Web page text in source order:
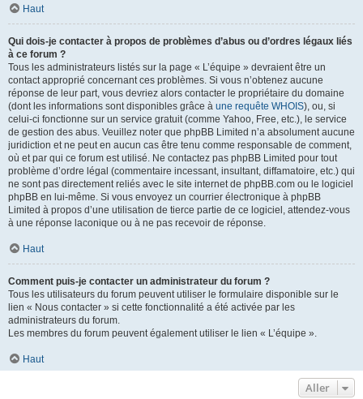
Haut
Qui dois-je contacter à propos de problèmes d’abus ou d’ordres légaux liés
à ce forum ?
Tous les administrateurs listés sur la page « L’équipe » devraient être un
contact approprié concernant ces problèmes. Si vous n’obtenez aucune
réponse de leur part, vous devriez alors contacter le propriétaire du domaine
(dont les informations sont disponibles grâce à une requête WHOIS), ou, si
celui-ci fonctionne sur un service gratuit (comme Yahoo, Free, etc.), le service
de gestion des abus. Veuillez noter que phpBB Limited n’a absolument aucune
juridiction et ne peut en aucun cas être tenu comme responsable de comment,
où et par qui ce forum est utilisé. Ne contactez pas phpBB Limited pour tout
problème d’ordre légal (commentaire incessant, insultant, diffamatoire, etc.) qui
ne sont pas directement reliés avec le site internet de phpBB.com ou le logiciel
phpBB en lui-même. Si vous envoyez un courrier électronique à phpBB
Limited à propos d’une utilisation de tierce partie de ce logiciel, attendez-vous
à une réponse laconique ou à ne pas recevoir de réponse.
Haut
Comment puis-je contacter un administrateur du forum ?
Tous les utilisateurs du forum peuvent utiliser le formulaire disponible sur le
lien « Nous contacter » si cette fonctionnalité a été activée par les
administrateurs du forum.
Les membres du forum peuvent également utiliser le lien « L’équipe ».
Haut
Aller